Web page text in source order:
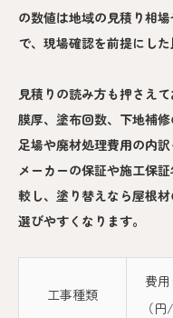
の数値は地域の見積り相
で、現場確認を前提にし
見積りの読み方も押さえ
膜厚、塗布回数、下地補修
足場や廃材処理費用の内
メーカーの保証や施工保
較し、塗り替えなら屋根
選びやすくなります。
工事種類
費
（円